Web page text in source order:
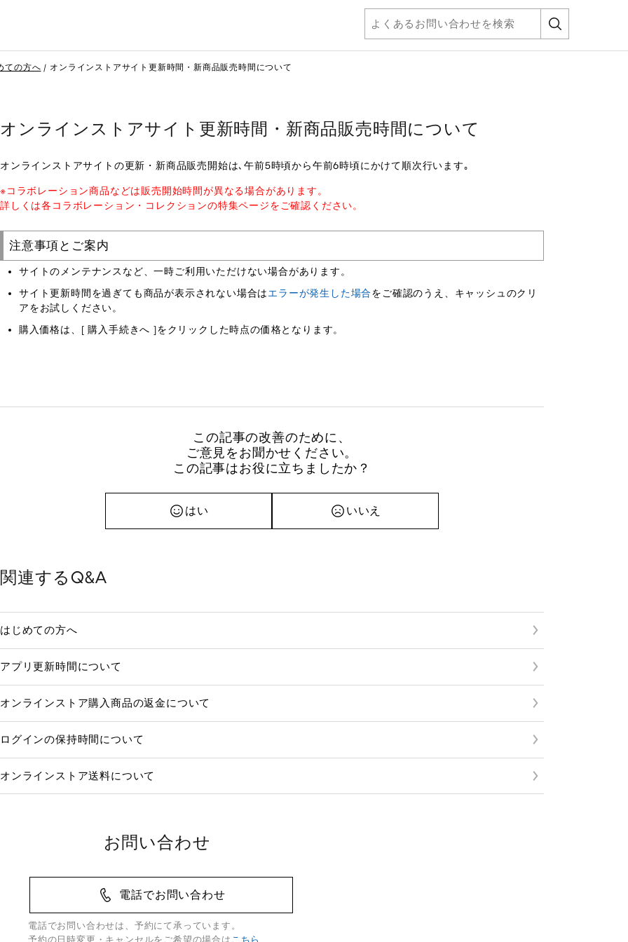
ての方へ オンラインストアサイト更新時間・新商品販売時間について
オンラインストアサイト更新時間・新商品販売時間について
オンラインストアサイトの更新・新商品販売開始は､午前5時頃から午前6時頃にかけて順次行います｡
※コラボレーション商品などは販売開始時間が異なる場合があります。
詳しくは各コラボレーション・コレクションの特集ページをご確認ください。
注意事項とご案内
サイトのメンテナンスなど、一時ご利用いただけない場合があります。
サイト更新時間を過ぎても商品が表示されない場合はエラーが発生した場合をご確認のうえ、キャッシュのクリ
アをお試しください。
購入価格は、[ 購入手続きへ ]をクリックした時点の価格となります。
この記事の改善のために、
ご意見をお聞かせください。
この記事はお役に立ちましたか？
はい いいえ
関連するQ&A
はじめての方へ
アプリ更新時間について
オンラインストア購入商品の返金について
ログインの保持時間について
オンラインストア送料について
お問い合わせ
電話でお問い合わせ
電話でお問い合わせは、予約にて承っています。
予約の日時変更・キャンセルをご希望の場合は こちら